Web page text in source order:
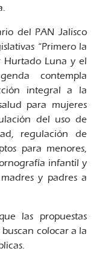
del PAN Jalisco
“Primero la
Hurtado Luna y el
contempla
integral a la
para mujeres
del uso de
regulación de
para menores,
infantil y
y padres a
las propuestas
colocar a la